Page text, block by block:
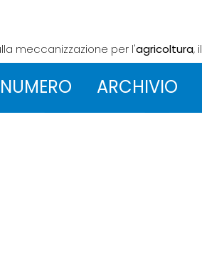
meccanizzazione per l'agricoltura, il
ARCHIVIO